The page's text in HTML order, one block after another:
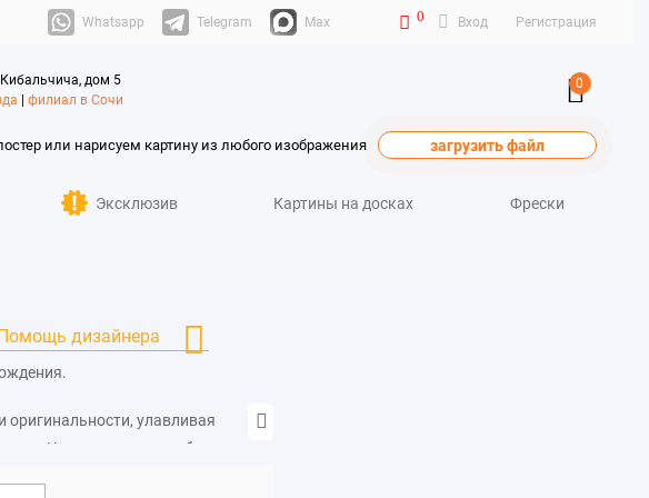
Whatsapp Telegram Max 0 Вход Регистрация
дом 5
филиал в Сочи
0
или нарисуем картину из любого изображения загрузить файл
Эксклюзив Картины на досках Фрески
дизайнера
оригинальности, улавливая
Ченнини говорит об этом как